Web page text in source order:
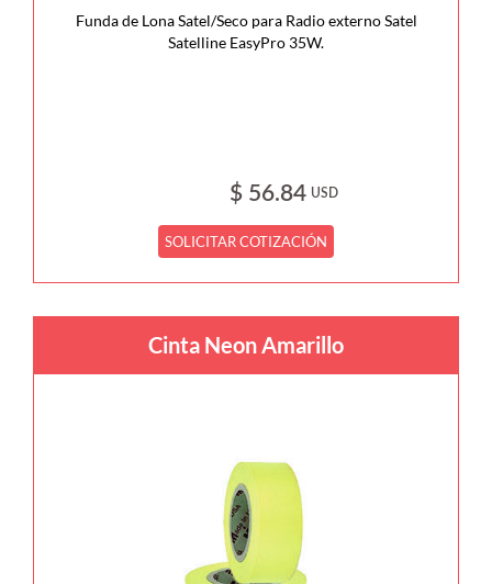
Funda de Lona Satel/Seco para Radio externo Satel
Satelline EasyPro 35W.
$ 56.84 USD
SOLICITAR COTIZACIÓN
Cinta Neon Amarillo